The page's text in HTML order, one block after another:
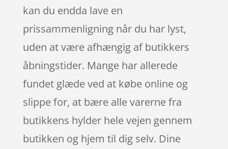
kan du endda lave en
prissammenligning når du har lyst,
uden at være afhængig af butikkers
åbningstider. Mange har allerede
fundet glæde ved at købe online og
slippe for, at bære alle varerne fra
butikkens hylder hele vejen gennem
butikken og hjem til dig selv. Dine